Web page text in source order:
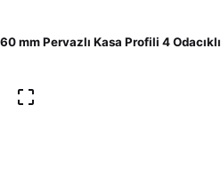
60 mm Pervazlı Kasa Profili 4 Odacıklı